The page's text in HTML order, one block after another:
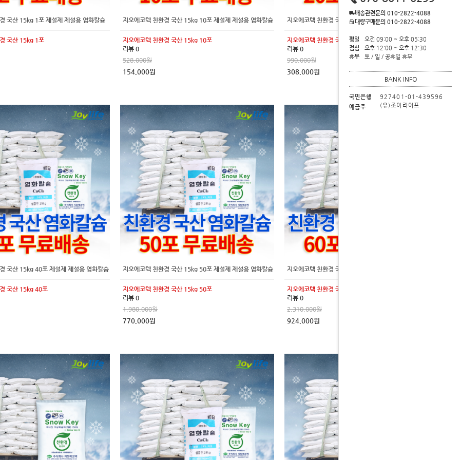
국산 15kg 1포 제설제 제설용 염화칼슘
국산 15kg 1포
지오에코텍 친환경 국산 15kg 10포 제설제 제설용 염화칼슘
지오에코텍 친환경 국산 15kg 10포
리뷰 0
528,000원
154,000원
지오에코텍 친환경 국산 15kg 20포 제설제 제설용 염화칼슘
지오에코텍 친환경 국산 15kg 20포
리뷰 0
990,000원
308,000원
국산 15kg 40포 제설제 제설용 염화칼슘
국산 15kg 40포
지오에코텍 친환경 국산 15kg 50포 제설제 제설용 염화칼슘
지오에코텍 친환경 국산 15kg 50포
리뷰 0
1,980,000원
770,000원
지오에코텍 친환경 국산 15kg 60포 제설제 제설용 염화칼슘
지오에코텍 친환경 국산 15kg 60포
리뷰 0
2,310,000원
924,000원
배송관련문의 010-2822-4088
대량구매문의 010-2822-4088
평일
오전 09:00 ~ 오후 05:30
점심
오후 12:00 ~ 오후 12:30
휴무
토 / 일 / 공휴일 휴무
BANK INFO
국민은행
927401-01-439596
예금주
(유)조이라이프